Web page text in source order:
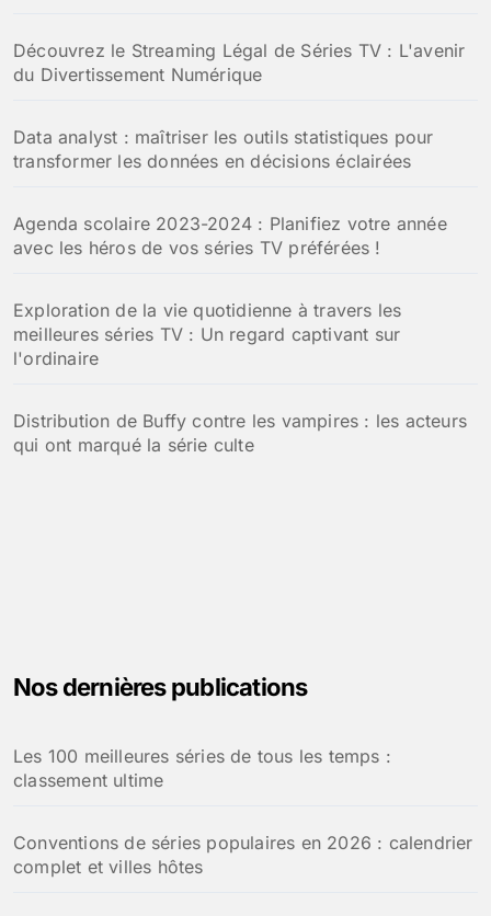
Découvrez le Streaming Légal de Séries TV : L'avenir
du Divertissement Numérique
Data analyst : maîtriser les outils statistiques pour
transformer les données en décisions éclairées
Agenda scolaire 2023-2024 : Planifiez votre année
avec les héros de vos séries TV préférées !
Exploration de la vie quotidienne à travers les
meilleures séries TV : Un regard captivant sur
l'ordinaire
Distribution de Buffy contre les vampires : les acteurs
qui ont marqué la série culte
Nos dernières publications
Les 100 meilleures séries de tous les temps :
classement ultime
Conventions de séries populaires en 2026 : calendrier
complet et villes hôtes